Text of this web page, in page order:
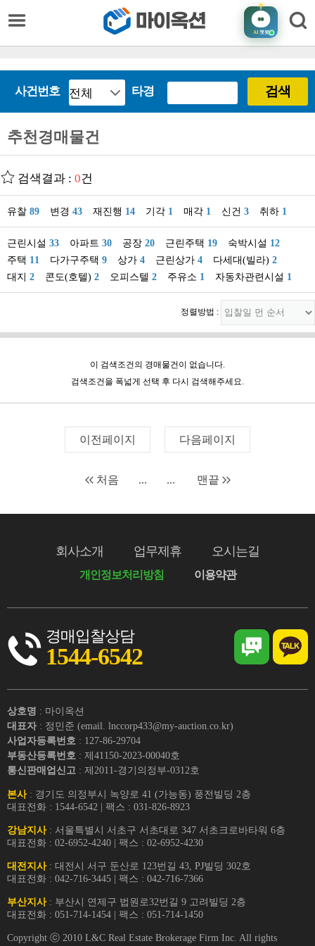
AI챗봇
사건번호 타경 검색
추천경매물건
검색결과 : 0건
유찰 89 변경 43 재진행 14 기각 1 매각 1 신건 3 취하 1
근린시설 33 아파트 30 공장 20 근린주택 19 숙박시설 12
주택 11 다가구주택 9 상가 4 근린상가 4 다세대(빌라) 2
대지 2 콘도(호텔) 2 오피스텔 2 주유소 1 자동차관련시설 1
정렬방법 :
이 검색조건의 경매물건이 없습니다.
검색조건을 폭넓게 선택 후 다시 검색해주세요.
이전페이지 다음페이지
처음 ... ... 맨끝
회사소개 업무제휴 오시는길
개인정보처리방침 이용약관
경매입찰상담
1544-6542
상호명 : 마이옥션
대표자 : 정민준 (email. lnccorp433@my-auction.co.kr)
사업자등록번호 : 127-86-29704
부동산등록번호 : 제41150-2023-00040호
통신판매업신고 : 제2011-경기의정부-0312호
본사: 경기도 의정부시 녹양로 41 (가능동) 풍전빌딩 2층
대표전화 : 1544-6542 | 팩스 : 031-826-8923
강남지사: 서울특별시 서초구 서초대로 347 서초크로바타워 6층
대표전화 : 02-6952-4240 | 팩스 : 02-6952-4230
대전지사: 대전시 서구 둔산로 123번길 43, PJ빌딩 302호
대표전화 : 042-716-3445 | 팩스 : 042-716-7366
부산지사: 부산시 연제구 법원로32번길 9 고려빌딩 2층
대표전화 : 051-714-1454 | 팩스 : 051-714-1450
Copyright ⓒ 2010 L&C Real Estate Brokerage Firm Inc. All rights